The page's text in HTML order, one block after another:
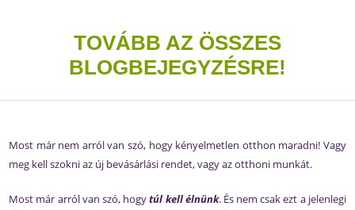
TOVÁBB AZ ÖSSZES
BLOGBEJEGYZÉSRE!
Most már nem arról van szó, hogy kényelmetlen otthon maradni! Vagy
meg kell szokni az új bevásárlási rendet, vagy az otthoni munkát.
Most már arról van szó, hogytúl kell élnünk. És nem csak ezt a jelenlegi